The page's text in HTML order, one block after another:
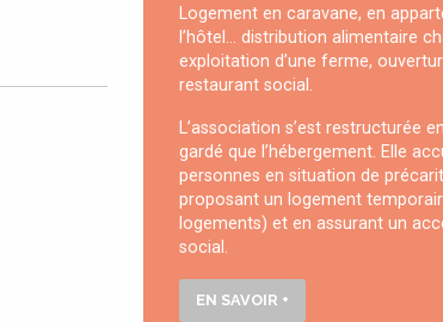
Logement en caravane, en
l’hôtel… distribution alimentaire
exploitation d’une ferme,
restaurant social.
L’association s’est restructurée
gardé que l’hébergement. Elle
personnes en situation de
proposant un logement
logements) et en assurant un
social.
EN SAVOIR +